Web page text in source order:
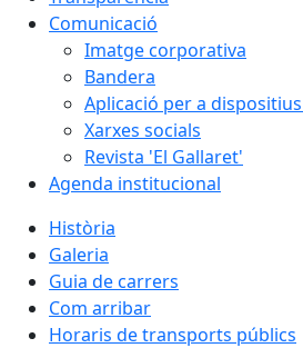
Comunicació
Imatge corporativa
Bandera
Aplicació per a
Xarxes socials
Revista 'El Gallaret'
Agenda institucional
Història
Galeria
Guia de carrers
Com arribar
Horaris de transports públics